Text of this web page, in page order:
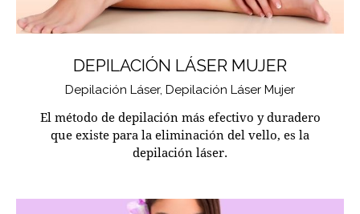
DEPILACIÓN LÁSER MUJER
Depilación Láser, Depilación Láser Mujer
El método de depilación más efectivo y duradero
que existe para la eliminación del vello, es la
depilación láser.